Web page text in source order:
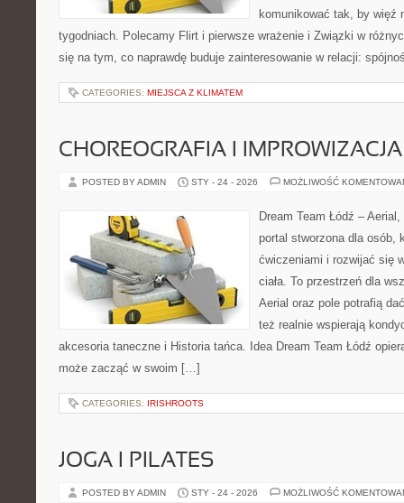
komunikować tak, by więź
tygodniach. Polecamy Flirt i pierwsze wrażenie i Związki w
się na tym, co naprawdę buduje zainteresowanie w relacji:
CATEGORIES: MIEJSCA Z KLIMATEM
CHOREOGRAFIA I IMPROWIZACJA
POSTED BY ADMIN STY - 24 - 2026 MOŻLIWOŚĆ
Dream Team Łódź –
portal stworzona dla osób,
ćwiczeniami i rozwijać się
ciała. To przestrzeń dla
Aerial oraz pole potrafią
też realnie wspierają
akcesoria taneczne i Historia tańca. Idea Dream Team Łódź
może zacząć w swoim […]
CATEGORIES: IRISHROOTS
JOGA I PILATES
POSTED BY ADMIN STY - 24 - 2026 MOŻLIWOŚĆ